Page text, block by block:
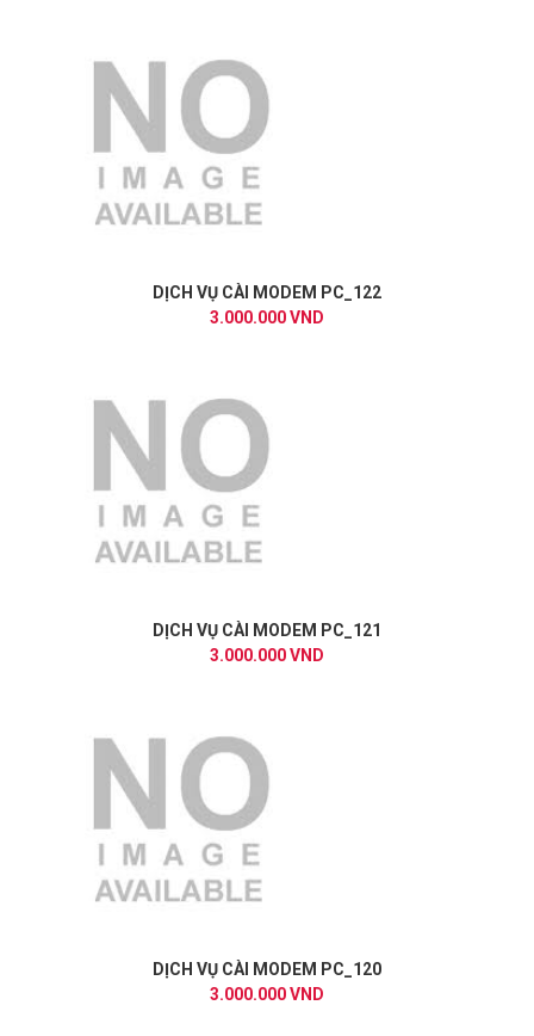
DỊCH VỤ CÀI MODEM PC_122
3.000.000 VND
DỊCH VỤ CÀI MODEM PC_121
3.000.000 VND
DỊCH VỤ CÀI MODEM PC_120
3.000.000 VND